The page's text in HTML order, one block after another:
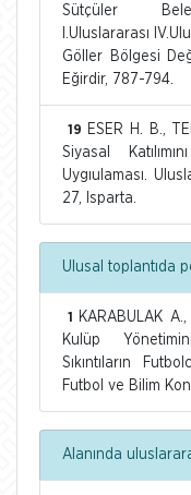
Sütçüler
I.Uluslararası
Göller Bölgesi
Eğirdir, 787-794.
19
ESER H. B.,
Siyasal
Uygıulaması.
27, Isparta.
Ulusal toplantıda
1
KARABULAK
Kulüp
Sıkıntıların
Futbol ve Bilim
Alanında